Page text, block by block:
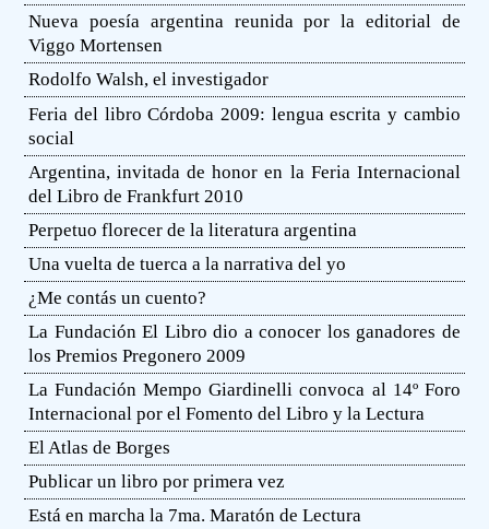
Nueva poesía argentina reunida por la editorial de
Viggo Mortensen
Rodolfo Walsh, el investigador
Feria del libro Córdoba 2009: lengua escrita y cambio
social
Argentina, invitada de honor en la Feria Internacional
del Libro de Frankfurt 2010
Perpetuo florecer de la literatura argentina
Una vuelta de tuerca a la narrativa del yo
¿Me contás un cuento?
La Fundación El Libro dio a conocer los ganadores de
los Premios Pregonero 2009
La Fundación Mempo Giardinelli convoca al 14º Foro
Internacional por el Fomento del Libro y la Lectura
El Atlas de Borges
Publicar un libro por primera vez
Está en marcha la 7ma. Maratón de Lectura